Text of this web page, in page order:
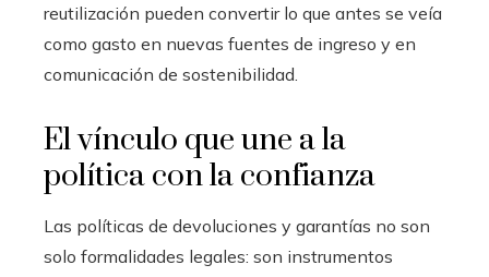
reutilización pueden convertir lo que antes se veía
como gasto en nuevas fuentes de ingreso y en
comunicación de sostenibilidad.
El vínculo que une a la
política con la confianza
Las políticas de devoluciones y garantías no son
solo formalidades legales: son instrumentos